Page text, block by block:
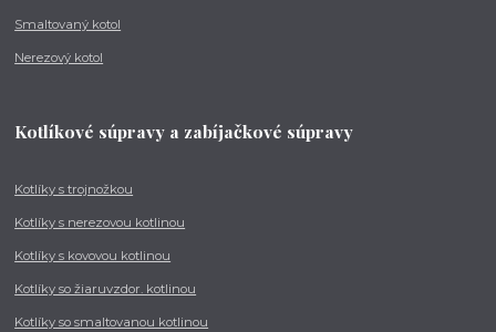
Smaltovaný kotol
Nerezový kotol
Kotlíkové súpravy a zabíjačkové súpravy
Kotlíky s trojnožkou
Kotlíky s nerezovou kotlinou
Kotlíky s kovovou kotlinou
Kotlíky so žiaruvzdor. kotlinou
Kotlíky so smaltovanou kotlinou